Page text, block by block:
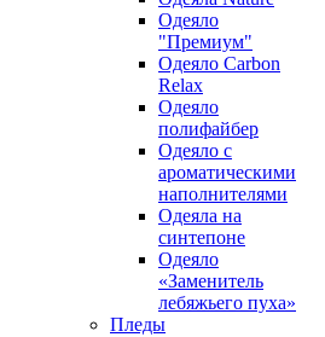
Одеяло
"Премиум"
Одеяло Carbon
Relax
Одеяло
полифайбер
Одеяло с
ароматическими
наполнителями
Одеяла на
синтепоне
Одеяло
«Заменитель
лебяжьего пуха»
Пледы